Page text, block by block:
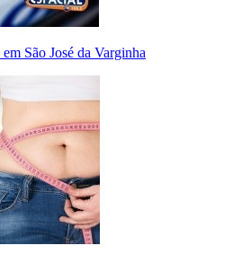
São José da Varginha